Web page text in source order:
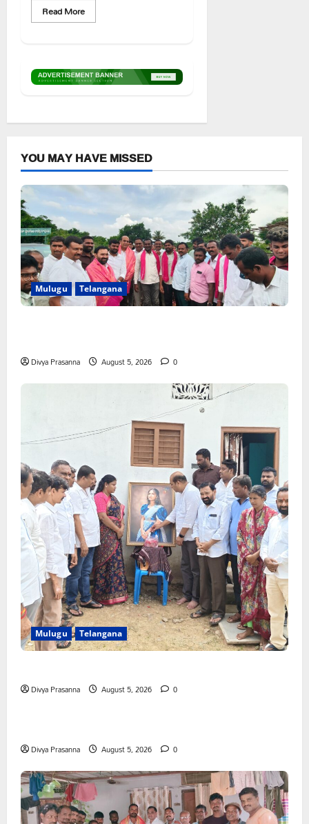
Read MoreRead
more
రవాణా
భగ్నం..
లారీ
YOU MAY HAVE MISSED
Mulugu Telangana
Divya Prasanna August 5, 2026 0
Mulugu Telangana
Divya Prasanna August 5, 2026 0
Mahabubabad Telangana
Divya Prasanna August 5, 2026 0